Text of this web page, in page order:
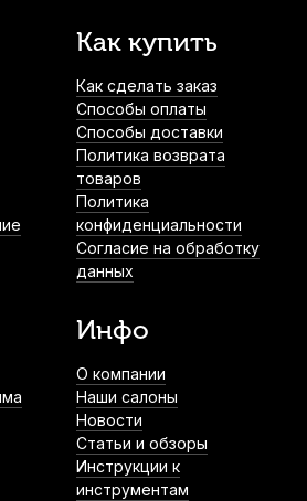
ремней для баяна АМС
Купить
ремней для баяна АМС
Как купить
Как сделать заказ
Способы оплаты
Способы доставки
Политика возврата
товаров
Политика
конфиденциальности
Согласие на обработку
данных
Инфо
О компании
Наши салоны
Новости
Статьи и обзоры
Инструкции к
инструментам